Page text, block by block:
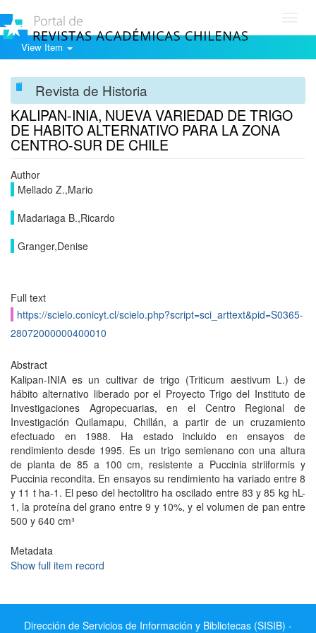
View Item
Revista de Historia
KALIPAN-INIA, NUEVA VARIEDAD DE TRIGO
DE HABITO ALTERNATIVO PARA LA ZONA
CENTRO-SUR DE CHILE
Author
Mellado Z.,Mario
Madariaga B.,Ricardo
Granger,Denise
Full text
https://scielo.conicyt.cl/scielo.php?script=sci_arttext&pid=S0365-
28072000000400010
Abstract
Kalipan-INIA es un cultivar de trigo (Triticum aestivum L.) de
hábito alternativo liberado por el Proyecto Trigo del Instituto de
Investigaciones Agropecuarias, en el Centro Regional de
Investigación Quilamapu, Chillán, a partir de un cruzamiento
efectuado en 1988. Ha estado incluido en ensayos de
rendimiento desde 1995. Es un trigo semienano con una altura
de planta de 85 a 100 cm, resistente a Puccinia striiformis y
Puccinia recondita. En ensayos su rendimiento ha variado entre 8
y 11 t ha-1. El peso del hectolitro ha oscilado entre 83 y 85 kg hL-
1, la proteína del grano entre 9 y 10%, y el volumen de pan entre
500 y 640 cm³
Metadata
Show full item record
Dirección de Servicios de Información y Bibliotecas (SISIB) -